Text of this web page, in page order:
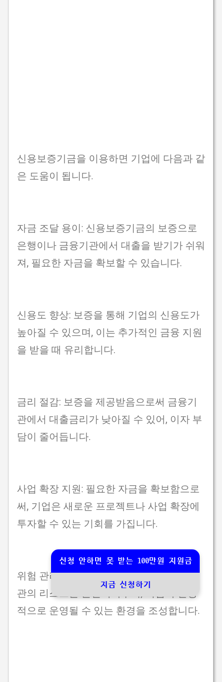
신용보증기금을 이용하면 기업에 다음과 같
은 도움이 됩니다.
자금 조달 용이: 신용보증기금의 보증으로
은행이나 금융기관에서 대출을 받기가 쉬워
져, 필요한 자금을 확보할 수 있습니다.
신용도 향상: 보증을 통해 기업의 신용도가
높아질 수 있으며, 이는 추가적인 금융 지원
을 받을 때 유리합니다.
금리 절감: 보증을 제공받음으로써 금융기
관에서 대출금리가 낮아질 수 있어, 이자 부
담이 줄어듭니다.
사업 확장 지원: 필요한 자금을 확보함으로
써, 기업은 새로운 프로젝트나 사업 확장에
투자할 수 있는 기회를 가집니다.
위험 관리: 신용보증기금의 보증은 금융기
관의 리스크를 분산시켜주어, 기업이 안정
적으로 운영될 수 있는 환경을 조성합니다.
신청 안하면 못 받는 100만원 지원금
지금 신청하기